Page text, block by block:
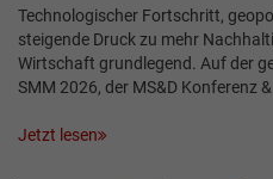
Technologischer Fortschritt,
steigende Druck zu mehr
Wirtschaft grundlegend. Auf der
SMM 2026, der MS&D Konferenz
Jetzt lesen